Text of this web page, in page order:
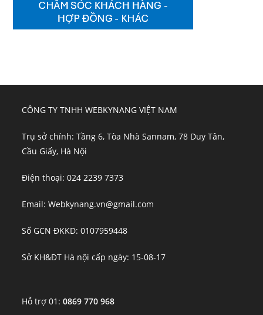
CÔNG TY TNHH WEBKYNANG VIỆT NAM
Trụ sở chính: Tầng 6, Tòa Nhà Sannam, 78 Duy Tân,
Cầu Giấy, Hà Nội
Điện thoại: 024 2239 7373
Email: Webkynang.vn@gmail.com
Số GCN ĐKKD: 0107959448
Sở KH&ĐT Hà nội cấp ngày: 15-08-17
Hỗ trợ 01:0869 770 968